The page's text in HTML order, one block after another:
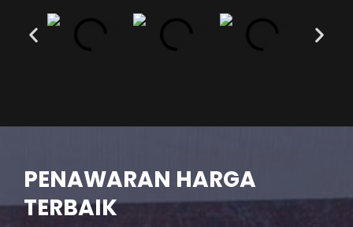
PENAWARAN HARGA
TERBAIK